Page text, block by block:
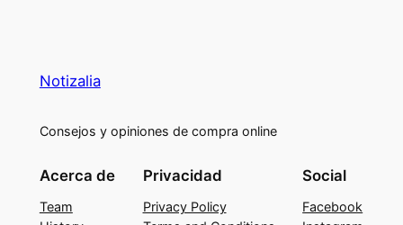
Notizalia
Consejos y opiniones de compra online
Acerca de
Team
Privacidad
Privacy Policy
Social
Facebook